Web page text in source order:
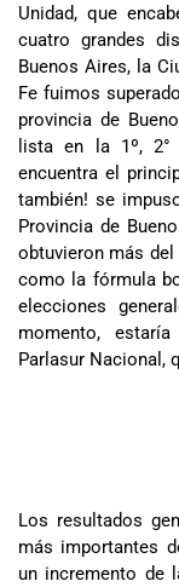
Unidad, que
cuatro grandes
Buenos Aires, la
Fe fuimos
provincia de
lista en la 1º,
encuentra el
también! se
Provincia de
obtuvieron más
como la fórmula
elecciones
momento,
Parlasur Nacional,
Los resultados
más importantes
un incremento de